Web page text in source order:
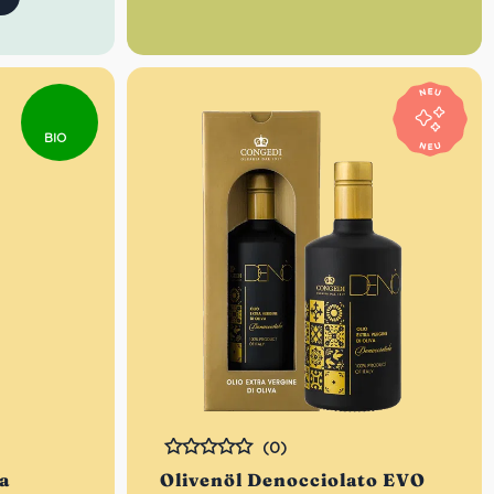
BIO
Olivenöl Denocciolato EVO
Bewertet
(0)